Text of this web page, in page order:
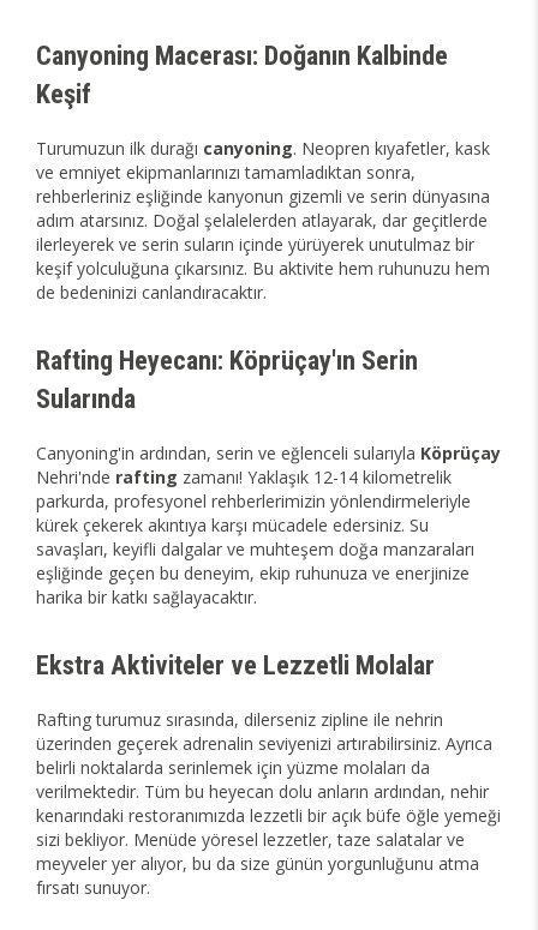
Canyoning Macerası: Doğanın Kalbinde
Keşif
Turumuzun ilk durağı canyoning. Neopren kıyafetler, kask
ve emniyet ekipmanlarınızı tamamladıktan sonra,
rehberleriniz eşliğinde kanyonun gizemli ve serin dünyasına
adım atarsınız. Doğal şelalelerden atlayarak, dar geçitlerde
ilerleyerek ve serin suların içinde yürüyerek unutulmaz bir
keşif yolculuğuna çıkarsınız. Bu aktivite hem ruhunuzu hem
de bedeninizi canlandıracaktır.
Rafting Heyecanı: Köprüçay'ın Serin
Sularında
Canyoning'in ardından, serin ve eğlenceli sularıyla Köprüçay
Nehri'nde rafting zamanı! Yaklaşık 12-14 kilometrelik
parkurda, profesyonel rehberlerimizin yönlendirmeleriyle
kürek çekerek akıntıya karşı mücadele edersiniz. Su
savaşları, keyifli dalgalar ve muhteşem doğa manzaraları
eşliğinde geçen bu deneyim, ekip ruhunuza ve enerjinize
harika bir katkı sağlayacaktır.
Ekstra Aktiviteler ve Lezzetli Molalar
Rafting turumuz sırasında, dilerseniz zipline ile nehrin
üzerinden geçerek adrenalin seviyenizi artırabilirsiniz. Ayrıca
belirli noktalarda serinlemek için yüzme molaları da
verilmektedir. Tüm bu heyecan dolu anların ardından, nehir
kenarındaki restoranımızda lezzetli bir açık büfe öğle yemeği
sizi bekliyor. Menüde yöresel lezzetler, taze salatalar ve
meyveler yer alıyor, bu da size günün yorgunluğunu atma
fırsatı sunuyor.